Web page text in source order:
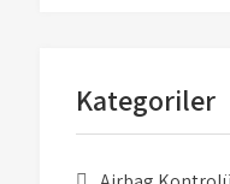
Kategoriler